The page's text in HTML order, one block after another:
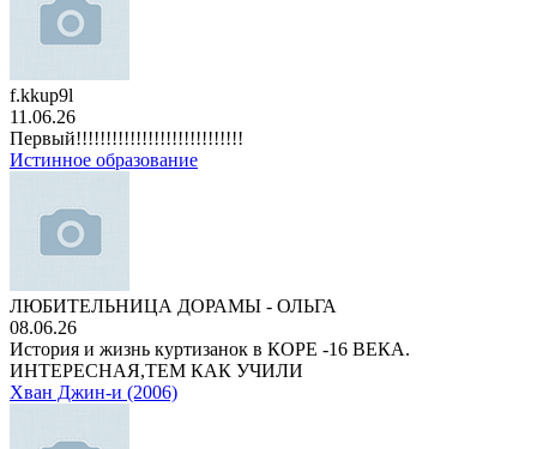
f.kkup9l
11.06.26
Первый!!!!!!!!!!!!!!!!!!!!!!!!!!!!
Истинное образование
ЛЮБИТЕЛЬНИЦА ДОРАМЫ - ОЛЬГА
08.06.26
История и жизнь куртизанок в КОРЕ -16 ВЕКА.
ИНТЕРЕСНАЯ,ТЕМ КАК УЧИЛИ
Хван Джин-и (2006)